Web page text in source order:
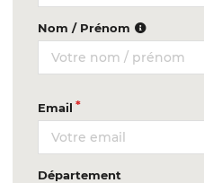
Nom / Prénom
Email
Département